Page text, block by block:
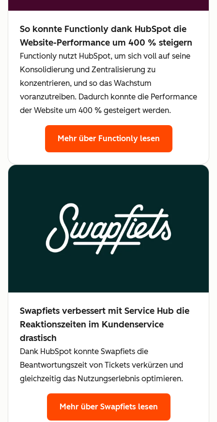
So konnte Functionly dank HubSpot die
Website-Performance um 400 % steigern
Functionly nutzt HubSpot, um sich voll auf seine
Konsolidierung und Zentralisierung zu
konzentrieren, und so das Wachstum
voranzutreiben. Dadurch konnte die Performance
der Website um 400 % gesteigert werden.
Mehr über Functionly lesen
Swapfiets verbessert mit Service Hub die
Reaktionszeiten im Kundenservice
drastisch
Dank HubSpot konnte Swapfiets die
Beantwortungszeit von Tickets verkürzen und
gleichzeitig das Nutzungserlebnis optimieren.
Mehr über Swapfiets lesen